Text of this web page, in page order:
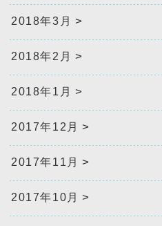
2018年3月
2018年2月
2018年1月
2017年12月
2017年11月
2017年10月